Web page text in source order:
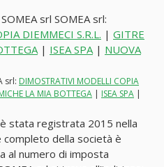
srl SOMEA srl:
DIEMMECI S.R.L. | GITRE
| ISEA SPA| NUOVA
srl: DIMOSTRATIVI MODELLI COPIA
LA MIA BOTTEGA | ISEA SPA |
stata registrata 2015 nella
completo della società è
al numero di imposta